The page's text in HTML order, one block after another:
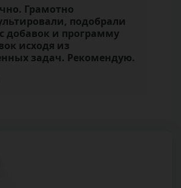
Грамотно
подобрали
добавок и программу
исходя из
задач. Рекомендую.